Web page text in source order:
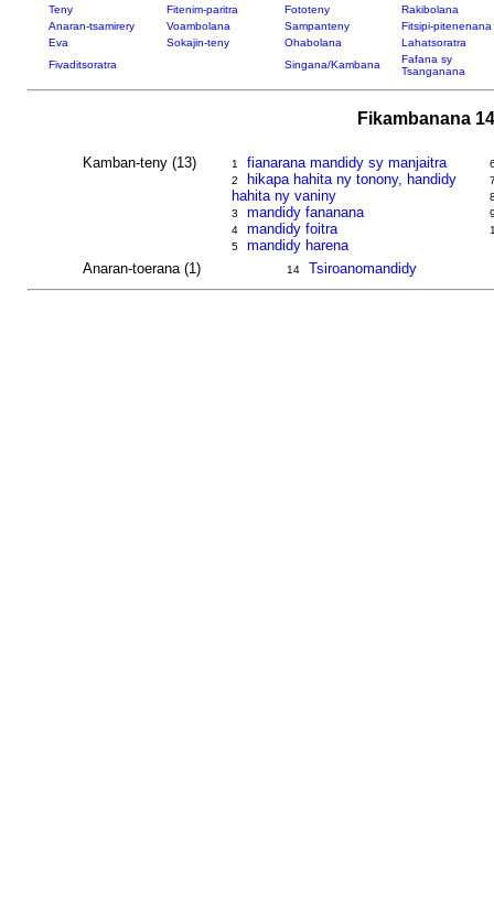
Teny Fitenim-paritra Fototeny
Rakibolana
Anaran-tsamirery
Voambolana Sampanteny
Fitsipi-pitenenana
Eva
Sokajin-teny Ohabolana
Lahatsoratra
Fivaditsoratra
Singana/Kambana
Fafana sy
Tsanganana
Fikambanana
Kamban-teny (13) 1 fianarana mandidy sy manjaitra
2
hikapa hahita ny tonony, handidy
hahita ny vaniny
3 mandidy fananana
4 mandidy foitra
5 mandidy harena
Anaran-toerana (1) 14 Tsiroanomandidy